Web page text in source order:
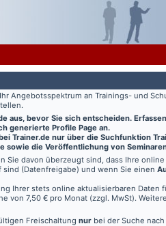
Angebotsspektrum an Trainings- und
aus, bevor Sie sich entscheiden.
generierte Profile Page an.
Trainer.de nur über die Suchfunktion
sowie die Veröffentlichung von
Sie davon überzeugt sind, dass Ihre
(Datenfreigabe) und wenn Sie einen
Ihrer stets online aktualisierbaren Daten
von 7,50 € pro Monat (zzgl. MwSt). Weitere
Freischaltung nur bei der Suche